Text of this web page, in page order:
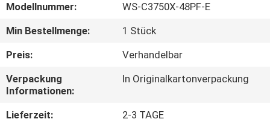
WERKSBESICHTIGUNG
QUALITÄTSKONTROLLE
KONTAKT
MIT
Modellnummer:
WS-C3750X-48PF-E
Min Bestellmenge:
1 Stück
Preis:
Verhandelbar
Verpackung
Informationen:
In Originalkartonverpackung
Lieferzeit:
2-3 TAGE